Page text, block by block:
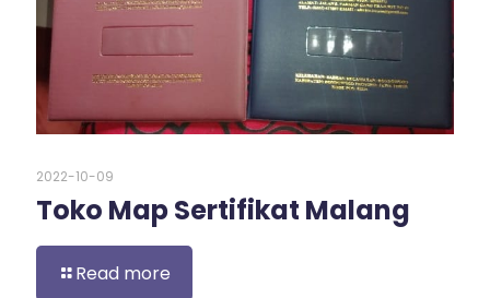
2022-10-09
Toko Map Sertifikat Malang
Read more